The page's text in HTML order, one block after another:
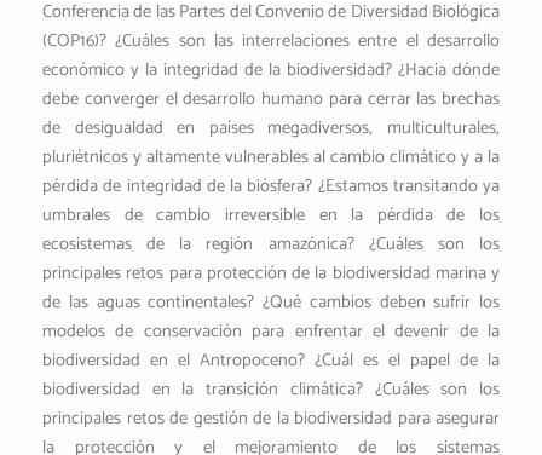
Conferencia de las Partes del Convenio de Diversidad Biológica
(COP16)? ¿Cuáles son las interrelaciones entre el desarrollo
económico y la integridad de la biodiversidad? ¿Hacia dónde
debe converger el desarrollo humano para cerrar las brechas
de desigualdad en países megadiversos, multiculturales,
pluriétnicos y altamente vulnerables al cambio climático y a la
pérdida de integridad de la biósfera? ¿Estamos transitando ya
umbrales de cambio irreversible en la pérdida de los
ecosistemas de la región amazónica? ¿Cuáles son los
principales retos para protección de la biodiversidad marina y
de las aguas continentales? ¿Qué cambios deben sufrir los
modelos de conservación para enfrentar el devenir de la
biodiversidad en el Antropoceno? ¿Cuál es el papel de la
biodiversidad en la transición climática? ¿Cuáles son los
principales retos de gestión de la biodiversidad para asegurar
la protección y el mejoramiento de los sistemas